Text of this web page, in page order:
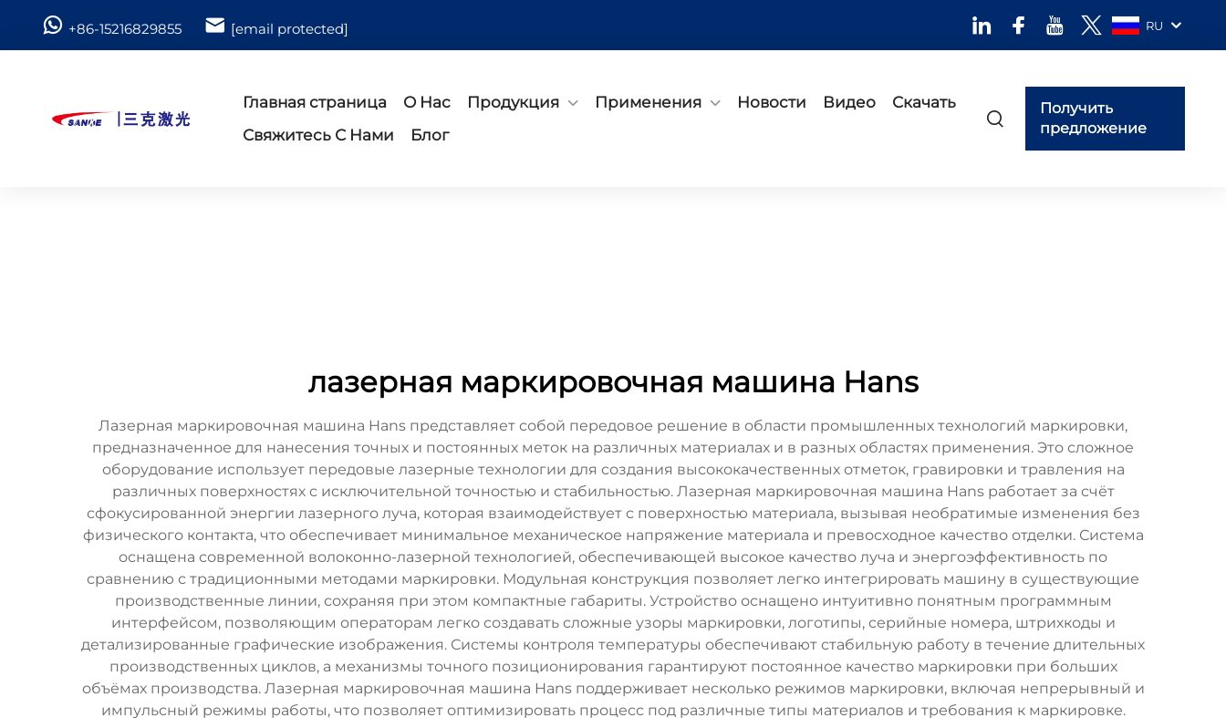
+86-15216829855 [email protected] RU
Главная страница О Нас Продукция Применения Новости Видео
Скачать
Свяжитесь С Нами
Блог
Получить
предложение
лазерная маркировочная машина Hans
Лазерная маркировочная машина Hans представляет собой передовое решение в области промышленных технологий маркировки,
предназначенное для нанесения точных и постоянных меток на различных материалах и в разных областях применения. Это сложное
оборудование использует передовые лазерные технологии для создания высококачественных отметок, гравировки и травления на
различных поверхностях с исключительной точностью и стабильностью. Лазерная маркировочная машина Hans работает за счёт
сфокусированной энергии лазерного луча, которая взаимодействует с поверхностью материала, вызывая необратимые изменения без
физического контакта, что обеспечивает минимальное механическое напряжение материала и превосходное качество отделки. Система
оснащена современной волоконно-лазерной технологией, обеспечивающей высокое качество луча и энергоэффективность по
сравнению с традиционными методами маркировки. Модульная конструкция позволяет легко интегрировать машину в существующие
производственные линии, сохраняя при этом компактные габариты. Устройство оснащено интуитивно понятным программным
интерфейсом, позволяющим операторам легко создавать сложные узоры маркировки, логотипы, серийные номера, штрихкоды и
детализированные графические изображения. Системы контроля температуры обеспечивают стабильную работу в течение длительных
производственных циклов, а механизмы точного позиционирования гарантируют постоянное качество маркировки при больших
объёмах производства. Лазерная маркировочная машина Hans поддерживает несколько режимов маркировки, включая непрерывный и
импульсный режимы работы, что позволяет оптимизировать процесс под различные типы материалов и требования к маркировке.